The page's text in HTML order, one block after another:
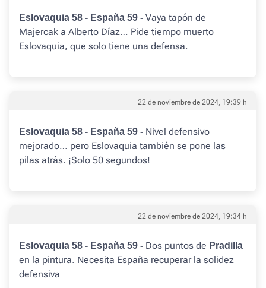
Eslovaquia 58 - España 59 - Vaya tapón de
Majercak a Alberto Díaz… Pide tiempo muerto
Eslovaquia, que solo tiene una defensa.
22 de noviembre de 2024, 19:39 h
Eslovaquia 58 - España 59 - Nivel defensivo
mejorado… pero Eslovaquia también se pone las
pilas atrás. ¡Solo 50 segundos!
22 de noviembre de 2024, 19:34 h
Eslovaquia 58 - España 59 - Dos puntos de Pradilla
en la pintura. Necesita España recuperar la solidez
defensiva